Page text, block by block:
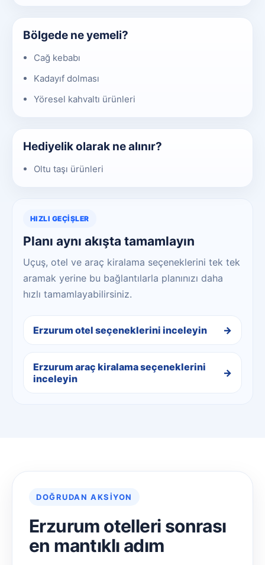
Bölgede ne yemeli?
Cağ kebabı
Kadayıf dolması
Yöresel kahvaltı ürünleri
Hediyelik olarak ne alınır?
Oltu taşı ürünleri
HIZLI GEÇIŞLER
Planı aynı akışta tamamlayın
Uçuş, otel ve araç kiralama seçeneklerini tek tek
aramak yerine bu bağlantılarla planınızı daha
hızlı tamamlayabilirsiniz.
Erzurum otel seçeneklerini inceleyin
Erzurum araç kiralama seçeneklerini
inceleyin
DOĞRUDAN AKSIYON
Erzurum otelleri sonrası
en mantıklı adım